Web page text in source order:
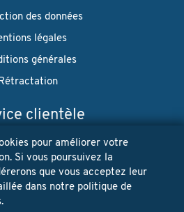
des données
légales
générales
clientèle
Envoipour améliorer votre
Si vous poursuivez la
que vous acceptez leur
dans notre politique de